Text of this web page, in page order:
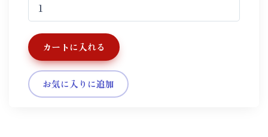
カートに入れる
お気に入りに追加